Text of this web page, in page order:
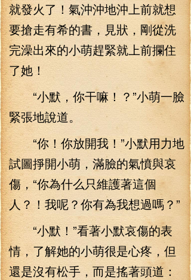
就發火了！氣沖沖地沖上前就想
要搶走有希的書，見狀，剛從洗
完澡出來的小萌趕緊就上前攔住
了她！
“小默，你干嘛！？”小萌一臉
緊張地說道。
“你！你放開我！”小默用力地
試圖掙開小萌，滿臉的氣憤與哀
傷，“你為什么只維護著這個
人？！我呢？你有為我想過嗎？”
“小默！”看著小默哀傷的表
情，了解她的小萌很是心疼，但
還是沒有松手，而是搖著頭道：